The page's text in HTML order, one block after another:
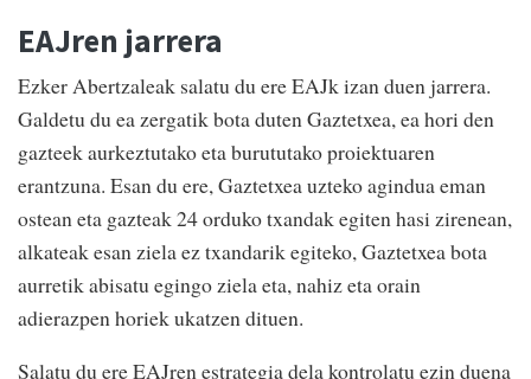
EAJren jarrera
Ezker Abertzaleak salatu du ere EAJk izan duen jarrera.
Galdetu du ea zergatik bota duten Gaztetxea, ea hori den
gazteek aurkeztutako eta burututako proiektuaren
erantzuna. Esan du ere, Gaztetxea uzteko agindua eman
ostean eta gazteak 24 orduko txandak egiten hasi zirenean,
alkateak esan ziela ez txandarik egiteko, Gaztetxea bota
aurretik abisatu egingo ziela eta, nahiz eta orain
adierazpen horiek ukatzen dituen.
Salatu du ere EAJren estrategia dela kontrolatu ezin duena